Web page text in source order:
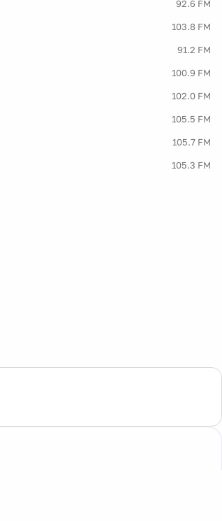
92.6 FM
103.8 FM
91.2 FM
100.9 FM
102.0 FM
105.5 FM
105.7 FM
105.3 FM